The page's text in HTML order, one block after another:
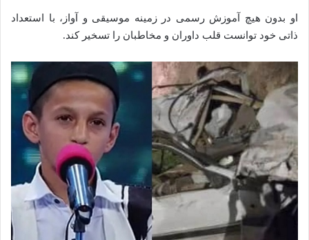
او بدون هیچ آموزش رسمی در زمینه موسیقی و آواز، با استعداد
ذاتی خود توانست قلب داوران و مخاطبان را تسخیر کند.